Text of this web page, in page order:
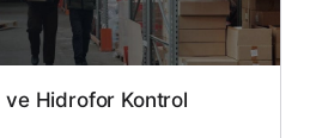
ve Hidrofor Kontrol